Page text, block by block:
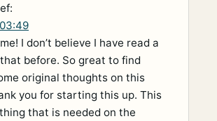
I don’t believe I have read a
before. So great to find
original thoughts on this
you for starting this up. This
that is needed on the